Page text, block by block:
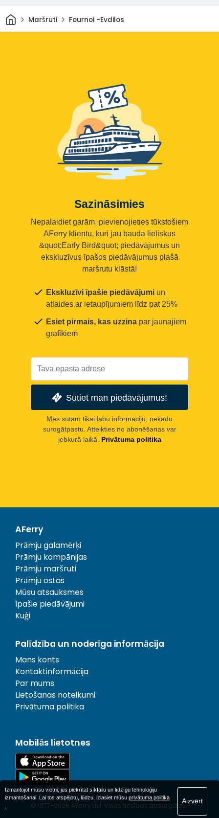
Sākums
Maršruti Fournoi -Evdilos
Sazināsimies
Nepalaidiet garām, pievienojieties tūkstošiem
AFerry klientu, kuri jau bauda lieliskus
&quot;Early Bird&quot; piedāvājumus un
ekskluzīvus īpašos piedāvājumus plašā
maršrutu klāstā!
Ekskluzīvi īpašie piedāvājumi un
atlaides ar ietaupījumiem līdz pat 25%
Esiet pirmais, kas uzzina par jaunajiem
grafikiem
Sūtiet man piedāvājumus!
Mēs sūtām tikai labu informāciju, nekādu
surogātpastu. Atteikties no abonēšanas var
jebkurā laikā.
Privātuma politika
AFerry
Prāmju galamērķi
Prāmju kompānijas
Prāmju maršruti
Prāmju ostas
Mūsu atsauksmes
Īpašie piedāvājumi
Kuģi
Palīdzība un noderīga informācija
Mans konts
Kontaktinformācija
Par mums
Lietošanas noteikumi
Privātuma politika
Mobilās lietotnes
© 1977-2026 AFerry Ltd. Visas tiesības aizsargātas..
Izmantojot mūsu vietni, jūs piekrītat sīkfailu un līdzīgu tehnoloģiju
izmantošanai. Lai tos atspējotu, lūdzu, izlasiet mūsu privātuma politika
Aizvērt